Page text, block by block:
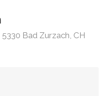
Bad Zurzach, CH